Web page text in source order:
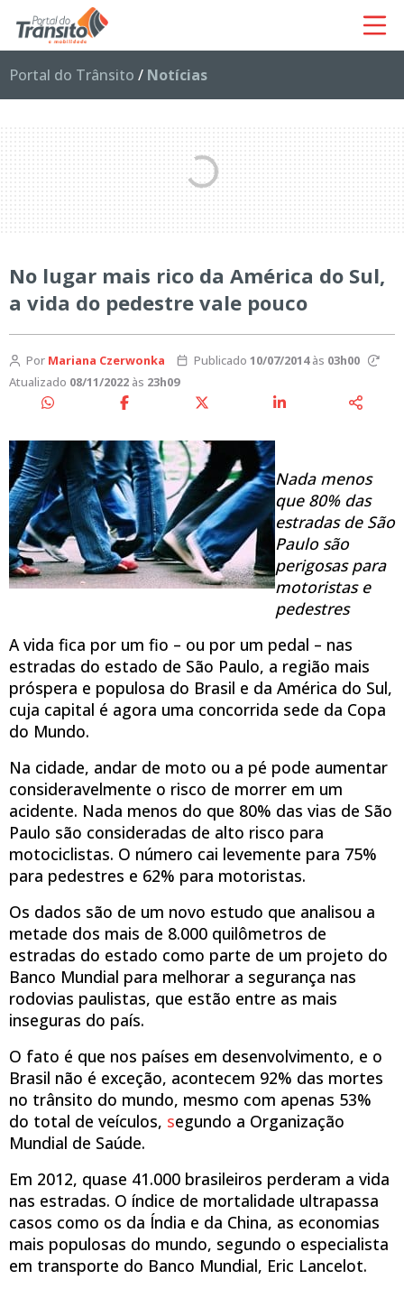
Portal do Trânsito / Notícias
No lugar mais rico da América do Sul,
a vida do pedestre vale pouco
Por Mariana Czerwonka Publicado 10/07/2014às 03h00
Atualizado 08/11/2022 às 23h09
Nada menos
que 80% das
estradas de São
Paulo são
perigosas para
motoristas e
pedestres
A vida fica por um fio – ou por um pedal – nas
estradas do estado de São Paulo, a região mais
próspera e populosa do Brasil e da América do Sul,
cuja capital é agora uma concorrida sede da Copa
do Mundo.
Na cidade, andar de moto ou a pé pode aumentar
consideravelmente o risco de morrer em um
acidente. Nada menos do que 80% das vias de São
Paulo são consideradas de alto risco para
motociclistas. O número cai levemente para 75%
para pedestres e 62% para motoristas.
Os dados são de um novo estudo que analisou a
metade dos mais de 8.000 quilômetros de
estradas do estado como parte de um projeto do
Banco Mundial para melhorar a segurança nas
rodovias paulistas, que estão entre as mais
inseguras do país.
O fato é que nos países em desenvolvimento, e o
Brasil não é exceção, acontecem 92% das mortes
no trânsito do mundo, mesmo com apenas 53%
do total de veículos, segundo a Organização
Mundial de Saúde.
Em 2012, quase 41.000 brasileiros perderam a vida
nas estradas. O índice de mortalidade ultrapassa
casos como os da Índia e da China, as economias
mais populosas do mundo, segundo o especialista
em transporte do Banco Mundial, Eric Lancelot.